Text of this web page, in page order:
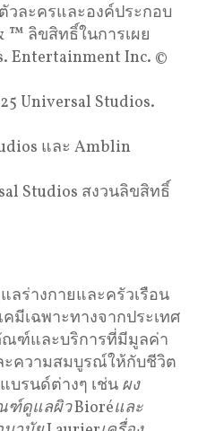
ตัวละครและองค์ประกอบ
™ ลิขสิทธิ์ในการเผย
Entertainment Inc. ©
Universal Studios.
และ Amblin
Studios สงวนลิขสิทธิ์
ร่างกายและครัวเรือน
คมีเฉพาะทางจากประเทศ
ฑ์และบริการที่มีมูลค่า
ะความสมบูรณ์ให้กับชีวิต
บรนด์ต่างๆ เช่น ผง
ฑ์ดูแลผิวBioréและ